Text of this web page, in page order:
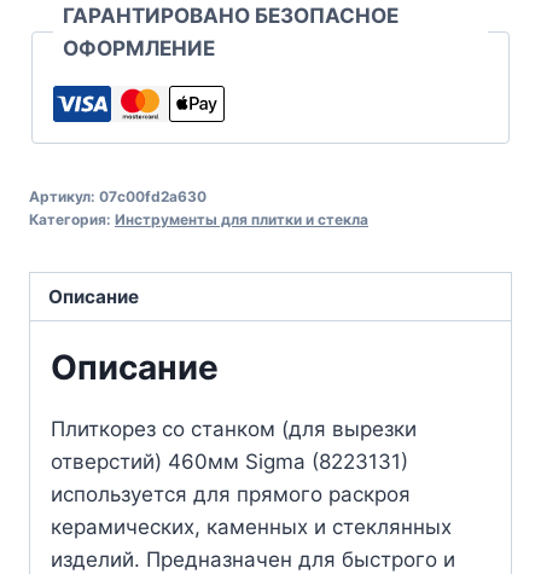
ГАРАНТИРОВАНО БЕЗОПАСНОЕ
ОФОРМЛЕНИЕ
Артикул: 07c00fd2a630
Категория: Инструменты для плитки и стекла
Описание
Описание
Плиткорез со станком (для вырезки
отверстий) 460мм Sigma (8223131)
используется для прямого раскроя
керамических, каменных и стеклянных
изделий. Предназначен для быстрого и